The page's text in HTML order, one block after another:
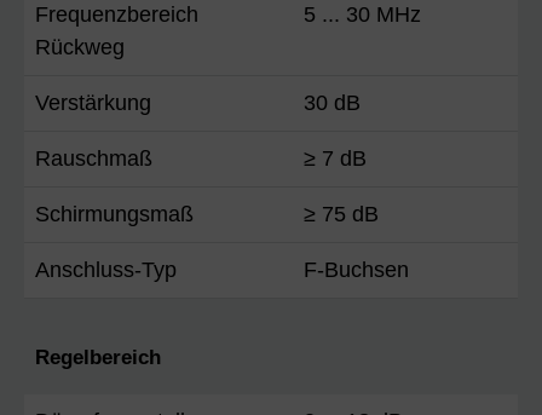
Frequenzbereich
Rückweg
5 ... 30 MHz
Verstärkung 30 dB
Rauschmaß ≥ 7 dB
Schirmungsmaß ≥ 75 dB
Anschluss-Typ F-Buchsen
Regelbereich